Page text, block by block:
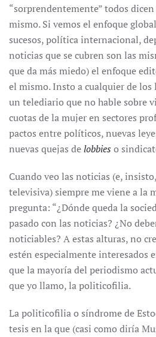
“sorprendentemente” todos
mismo. Si vemos el enfoque
sucesos, política internacional,
noticias que se cubren son las
que da más miedo) el enfoque
el mismo. Insto a cualquier de los
un telediario que no hable sobre
cuotas de la mujer en sectores
pactos entre políticos, nuevas
nuevas quejas delobbies o
Cuando veo las noticias (e,
televisiva) siempre me viene a la
pregunta: “¿Dónde queda la
pasado con las noticias? ¿No
noticiables? A estas alturas, no
estén especialmente interesados
que la mayoría del periodismo
que yo llamo, la politicofilia.
La politicofilia o síndrome de
tesis en la que (casi como diría